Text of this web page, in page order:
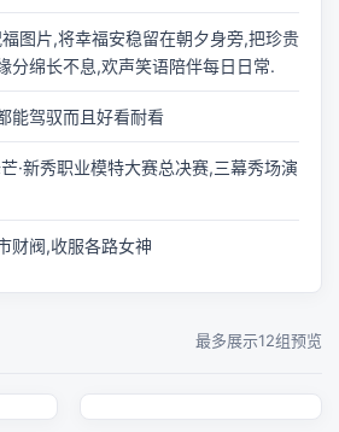
图片,将幸福安稳留在朝夕身旁,把珍贵
分绵长不息,欢声笑语陪伴每日日常.
能驾驭而且好看耐看
·新秀职业模特大赛总决赛,三幕秀场演
财阀,收服各路女神
最多展示12组预览